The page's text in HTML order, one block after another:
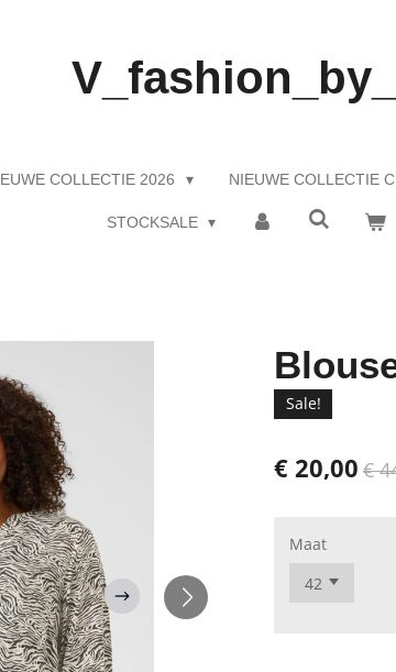
COLLECTIE 2026 NIEUWE COLLECTIE
STOCKSALE
Sale!
€ 20,00 €
Maat